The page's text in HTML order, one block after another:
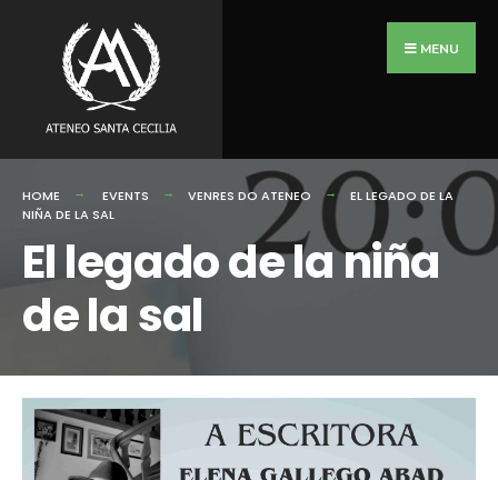
content
MENU
HOME EVENTS VENRES DO ATENEO
EL LEGADO DE LA
NIÑA DE LA SAL
El legado de la niña
de la sal
for: